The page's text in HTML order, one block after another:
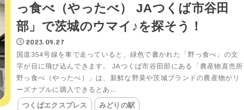
っ食べ（やったべ） JAつくば市谷田
部」で茨城のウマイ♪を探そう！
2023.09.27
国道354号線を車で走っていると、緑色で書かれた「野っ食べ」の文
字が目に飛び込んできます。 JAつくば市谷田部にある「農産物直売所
野っ食べ（やったべ）」は、新鮮な野菜や茨城ブランドの農産物がリ
ーズナブルに購入できるとあ...
つくばエクスプレス みどりの駅